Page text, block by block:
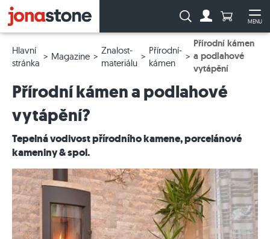
MENU
Vyhledávání:Počet
Hlavní
stránka
Magazine
Znalost-
materiálu
Přírodní-
kámen
Přírodní kámen
a podlahové
vytápění
Přírodní kámen a podlahové
vytápění?
Tepelná vodivost přírodního kamene, porcelánové
kameniny & spol.